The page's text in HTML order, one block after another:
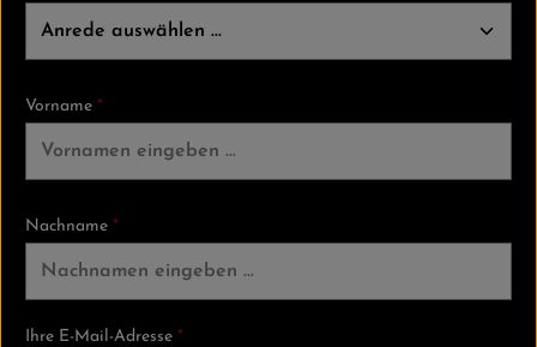
Vorname *
Nachname *
Ihre E-Mail-Adresse *